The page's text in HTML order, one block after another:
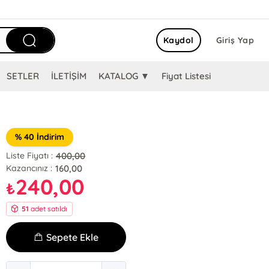
Giriş Yap
Kaydol
SETLER İLETİŞİM KATALOG ▼ Fiyat Listesi
% 40 İndirim
Liste Fiyatı : 400,00
Kazancınız : 160,00
₺240,00
51 adet satıldı
Sepete Ekle